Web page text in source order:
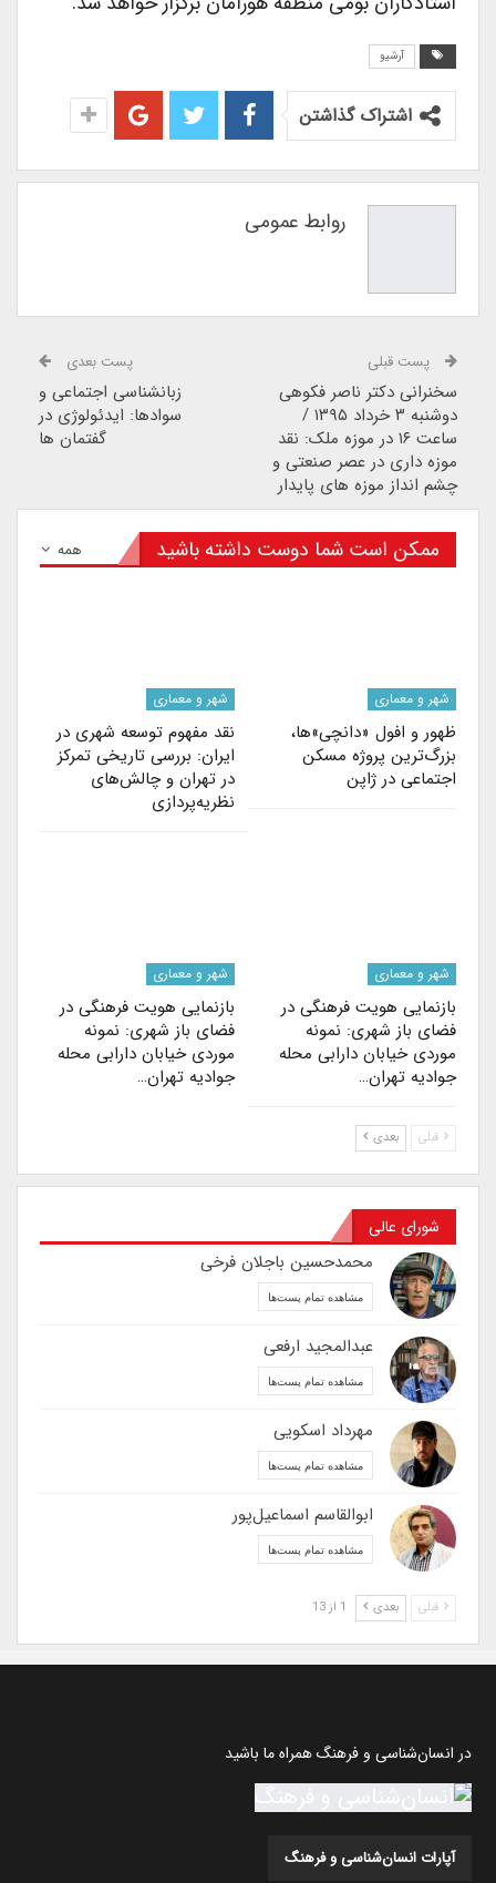
آرشیو
اشتراک گذاشتن
روابط عمومی
پست قبلی
سخنرانی دکتر ناصر فکوهی
دوشنبه ۳ خرداد ۱۳۹۵ /
ساعت ۱۶ در موزه ملک: نقد
موزه داری در عصر صنعتی و
چشم انداز موزه های پایدار
پست بعدی
زبانشناسی اجتماعی و
سوادها: ایدئولوژی در
گفتمان ها
همه ممکن است شما دوست داشته باشید
شهر و معماری
ظهور و افول «دانچی»ها،
بزرگ‌ترین پروژه مسکن
اجتماعی در ژاپن
شهر و معماری
نقد مفهوم توسعه شهری در
ایران: بررسی تاریخی تمرکز
در تهران و چالش‌های
نظریه‌پردازی
شهر و معماری
بازنمایی هویت فرهنگی در
فضای باز شهری: نمونه
موردی خیابان دارابی محله
جوادیه تهران…
شهر و معماری
بازنمایی هویت فرهنگی در
فضای باز شهری: نمونه
موردی خیابان دارابی محله
جوادیه تهران…
قبلی بعدی
شورای عالی
محمدحسین باجلان فرخی
مشاهده تمام پست‌ها
عبدالمجید ارفعی
مشاهده تمام پست‌ها
مهرداد اسکویی
مشاهده تمام پست‌ها
ابوالقاسم اسماعیل‌پور
مشاهده تمام پست‌ها
قبلی بعدی
در انسان‌شناسی و فرهنگ همراه ما باشید
آپارات انسان‌شناسی و فرهنگ